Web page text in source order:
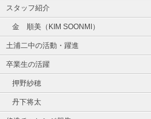
スタッフ紹介
金 順美（KIM SOONMI）
土浦二中の活動・躍進
卒業生の活躍
押野紗穂
丹下将太